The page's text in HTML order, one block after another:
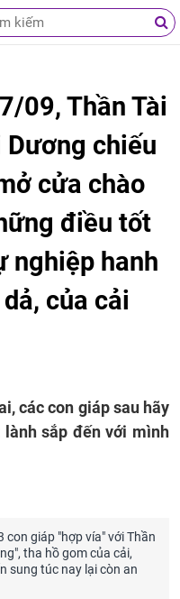
09, Thần Tài
Dương chiếu
cửa chào
điều tốt
nghiệp hanh
của cải
các con giáp sau hãy
sắp đến với mình
giáp "hợp vía" với Thần
tha hồ gom của cải,
sung túc nay lại còn an